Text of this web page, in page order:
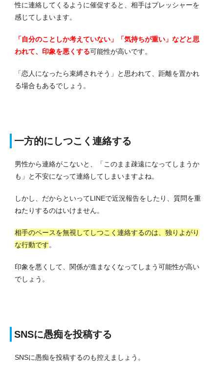
性に連絡してくるように催促すると、相手はプレッシャーを
感じてしまいます。
「自分のことしか考えていない」「気持ちが重い」などと思
われて、印象を悪くする可能性が高いです。
「恋人になったら束縛されそう」と思われて、距離を置かれ
る場合もあるでしょう。
一方的にしつこく連絡する
男性から連絡がこないと、「このまま疎遠になってしまうか
も」と不安になって連絡してしまいますよね。
しかし、だからといってLINEで近況報告をしたり、質問を重
ねたりするのはいけません。
相手のペースを無視してしつこく連絡するのは、独りよがり
な行動です。
印象を悪くして、関係が進まなくなってしまう可能性が高い
でしょう。
SNSに愚痴を投稿する
SNSに愚痴を投稿するのも控えましょう。